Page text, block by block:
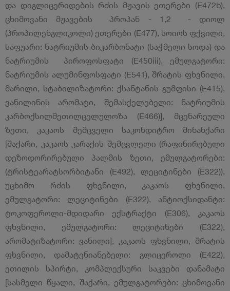
და დიგლიცერიდების რძის მჟავის ეთერები (E472b),
ცხიმოვანი მჟავების პროპან - 1,2 - დიოლ
(პროპილენგლიკოლი) ეთერები (E477), სოიოს ფქვილი,
საფუარი: ნატრიუმის ბიკარბონატი (საჭმელი სოდა) და
ნატრიუმის პიროფოსფატი (E450iii), ემულგატორი:
ნატრიუმის ალუმინფოსფატი (E541), შრატის ფხვნილი,
მარილი, სტაბილიზატორი: ქსანტანის გუმფისი (E415),
ვანილინის არომატი, შემასქელებელი: ნატრიუმის
კარბოქსილმეთილცელულოზა (E466)], მცენარეული
ზეთი, კაკაოს შემცველი საკონდიტრო მინანქარი
[შაქარი, კაკაოს კარაქის შემცვლელი (რაფინირებული
დეზოდორირებული პალმის ზეთი, ემულგატორები:
(ტრისტეარატსორბიტანი (E492), ლეციტინები (E322)),
უცხიმო რძის ფხვნილი, კაკაოს ფხვნილი,
ემულგატორი: ლეციტინები (E322), ანტიოქსიდანტი:
ტოკოფეროლი-მდიდარი ექსტრაქტი (E306), კაკაოს
ფხვნილი, ემულგატორი: ლეციტინები (E322),
არომატიზატორი: ვანილი], კაკაოს ფხვნილი, შრატის
ფხვნილი, დამატენიანებელი: გლიცეროლი (E422),
ეთილის სპირტი, კომპლექსური საკვები დანამატი
[სასმელი წყალი, შაქარი, ემულგატორები: ცხიმოვანი